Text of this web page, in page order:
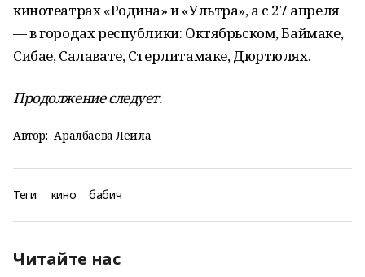
кинотеатрах «Родина» и «Ультра», а с 27 апреля
— в городах республики: Октябрьском, Баймаке,
Сибае, Салавате, Стерлитамаке, Дюртюлях.
Продолжение следует.
Автор: Аралбаева Лейла
Теги: кино бабич
Читайте нас